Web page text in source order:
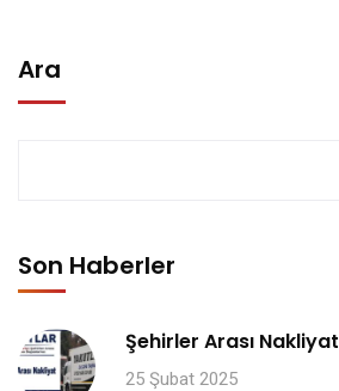
Ara
Son Haberler
Şehirler Arası Nakliyat
25 Şubat 2025